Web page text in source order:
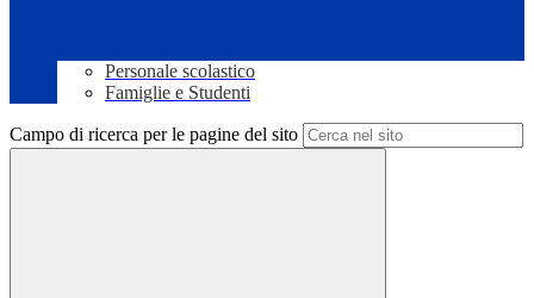
Personale scolastico
Famiglie e Studenti
Campo di ricerca per le pagine del sito